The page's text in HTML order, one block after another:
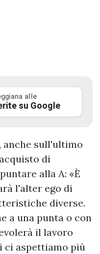
alle
su Google
anche sull'ultimo
di
alla A: «È
l'alter ego di
diverse.
a una punta o con
il lavoro
ci aspettiamo più